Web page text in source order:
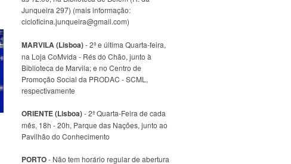
Junqueira 297) (mais informação:
cicloficina.junqueira@gmail.com)
MARVILA (Lisboa)- 2ª e última Quarta-feira,
na Loja CoMvida - Rés do Chão, junto à
Biblioteca de Marvila; e no Centro de
Promoção Social da PRODAC - SCML,
respectivamente
ORIENTE (Lisboa)- 2ª Quarta-Feira de cada
mês, 18h - 20h, Parque das Nações, junto ao
Pavilhão do Conhecimento
PORTO- Não tem horário regular de abertura